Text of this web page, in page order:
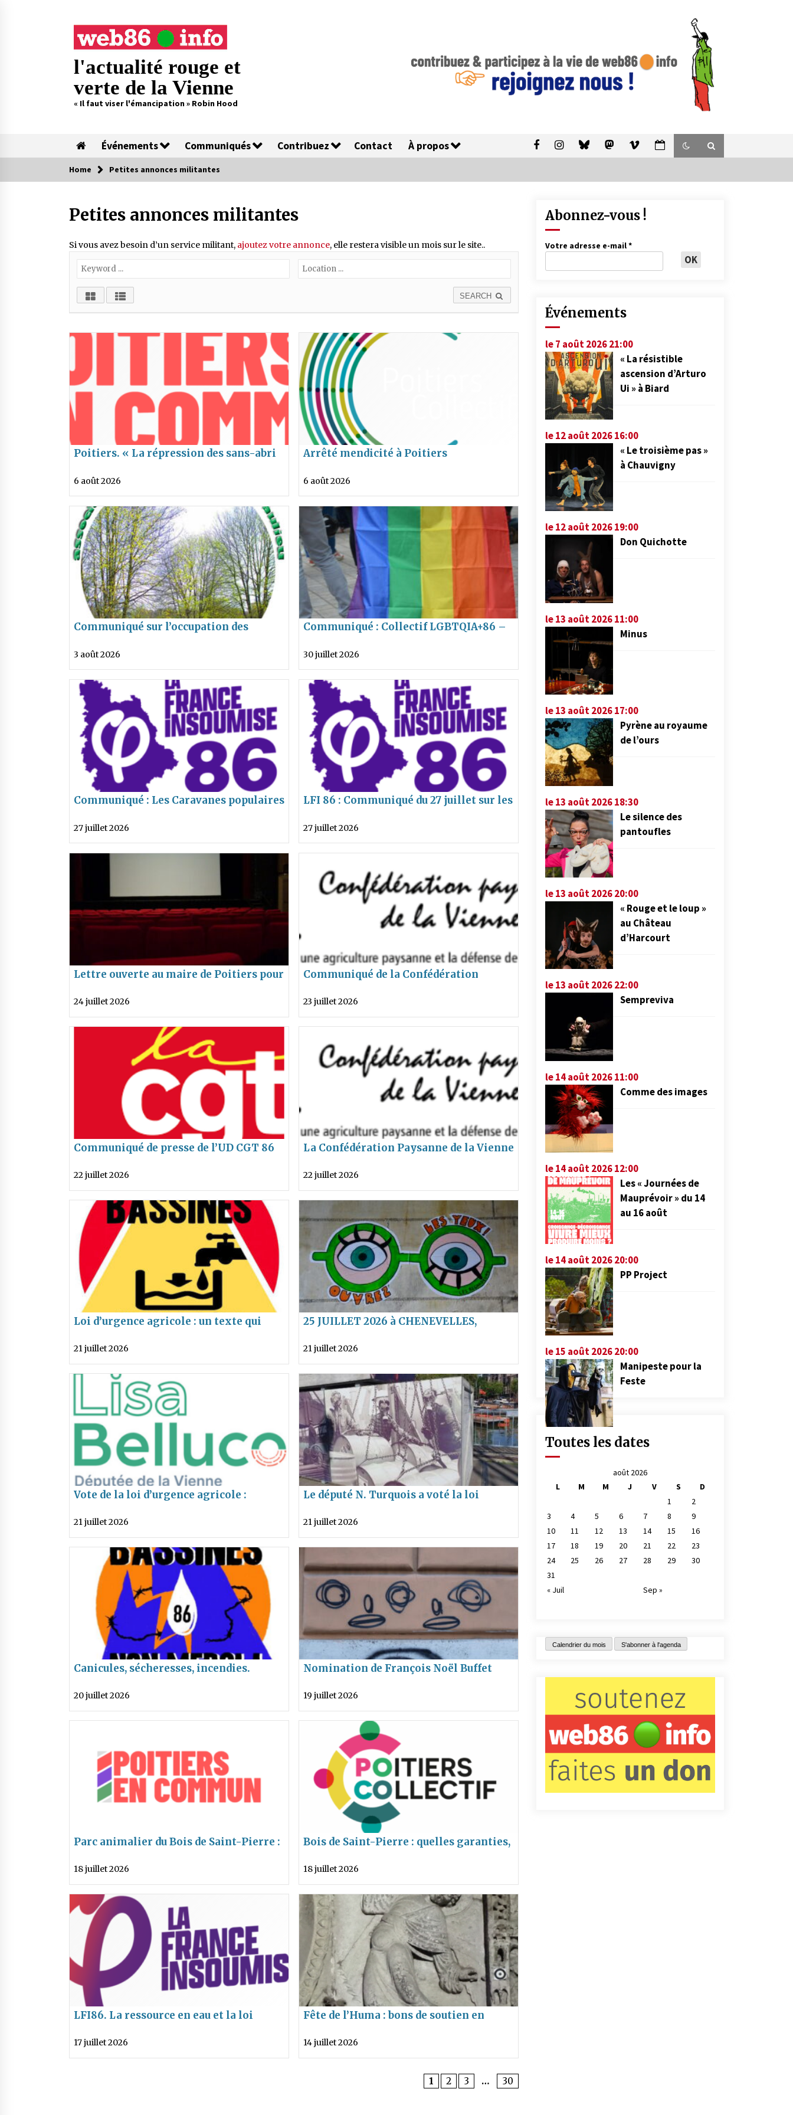
l'actualité rouge et
verte de la Vienne
« Il faut viser l'émancipation » Robin Hood
Événements Communiqués Contribuez Contact À propos
Home Petites annonces militantes
Petites annonces militantes
Si vous avez besoin d’un service militant, ajoutez votre annonce, elle restera visible un mois sur le site..
SEARCH
Poitiers. « La répression des sans-abri
6 août 2026
Arrêté mendicité à Poitiers
6 août 2026
Communiqué sur l’occupation des
3 août 2026
Communiqué : Collectif LGBTQIA+86 –
30 juillet 2026
Communiqué : Les Caravanes populaires
27 juillet 2026
LFI 86 : Communiqué du 27 juillet sur les
27 juillet 2026
Lettre ouverte au maire de Poitiers pour
»
24 juillet 2026
Communiqué de la Confédération
Turquois, Belin et de Mme Bellamy
23 juillet 2026
Communiqué de presse de l’UD CGT 86
juillet 2026
22 juillet 2026
La Confédération Paysanne de la Vienne
22 juillet 2026
Loi d’urgence agricole : un texte qui
l’agriculture adopté malgré une
mobilisation citoyenne massive
21 juillet 2026
25 JUILLET 2026 à CHENEVELLES,
VIENNENT FAIRE ICI Bernard
CAZENEUVE, Aurore BERGÉ ET Gabriel
ATTAL ???
21 juillet 2026
Vote de la loi d’urgence agricole :
21 juillet 2026
Le député N. Turquois a voté la loi
21 juillet 2026
Canicules, sécheresses, incendies.
20 juillet 2026
Nomination de François Noël Buffet
19 juillet 2026
Parc animalier du Bois de Saint-Pierre :
perspectives
18 juillet 2026
Bois de Saint-Pierre : quelles garanties,
et du site ?
18 juillet 2026
LFI86. La ressource en eau et la loi
17 juillet 2026
Fête de l’Huma : bons de soutien en
14 juillet 2026
1 2 3 … 30
Abonnez-vous !
Votre adresse e-mail*
Événements
le 7 août 2026 21:00
« La résistible
ascension d’Arturo
Ui » à Biard
le 12 août 2026 16:00
« Le troisième pas »
à Chauvigny
le 12 août 2026 19:00
Don Quichotte
le 13 août 2026 11:00
Minus
le 13 août 2026 17:00
Pyrène au royaume
de l’ours
le 13 août 2026 18:30
Le silence des
pantoufles
le 13 août 2026 20:00
« Rouge et le loup »
au Château
d’Harcourt
le 13 août 2026 22:00
Sempreviva
le 14 août 2026 11:00
Comme des images
le 14 août 2026 12:00
Les « Journées de
Mauprévoir » du 14
au 16 août
le 14 août 2026 20:00
PP Project
le 15 août 2026 20:00
Manipeste pour la
Feste
Toutes les dates
août 2026
L
M M J V S
D
1
2
3
4 5 6 7 8
9
10
11 12 13 14 15
16
17
18 19 20 21 22
23
24
25 26 27 28 29
30
31
« Juil
Sep »
Calendrier du mois S'abonner à l'agenda